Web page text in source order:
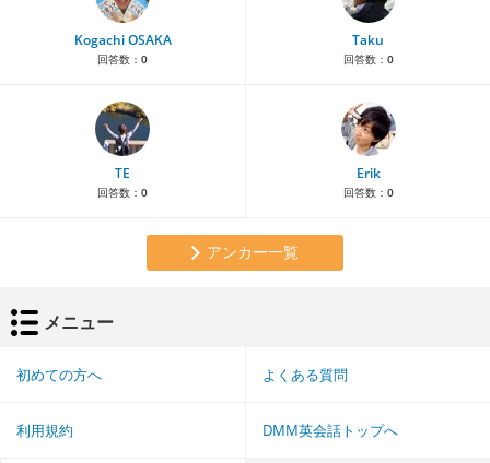
Kogachi OSAKA
回答数： 0
Taku
回答数： 0
TE
回答数： 0
Erik
回答数： 0
アンカー一覧
メニュー
初めての方へ よくある質問
利用規約 DMM英会話トップへ